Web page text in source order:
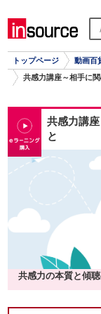
トップページ 動画百
共感力講座～相手に
共感力講
と
共感力の本質と傾